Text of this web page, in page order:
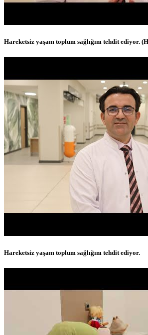
Hareketsiz yaşam toplum sağlığını tehdit ediyor.
Hareketsiz yaşam toplum sağlığını tehdit ediyor.